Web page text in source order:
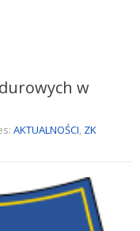
w
AKTUALNOŚCI, ZK